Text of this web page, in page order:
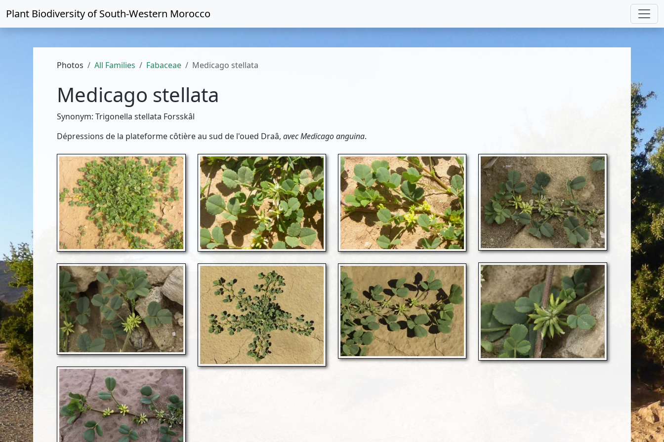
Plant Biodiversity ofSouth-Western Morocco
Photos All Families Fabaceae Medicago stellata
Medicago stellata
Synonym: Trigonella stellata Forsskâl
Dépressions de la plateforme côtière au sud de l'oued Draâ,avec Medicago anguina.